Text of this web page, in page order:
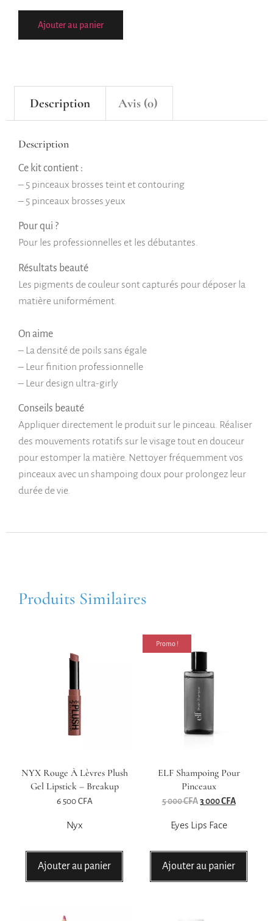
Ajouter au panier
Description Avis (0)
Description
Ce kit contient :
– 5 pinceaux brosses teint et contouring
– 5 pinceaux brosses yeux
Pour qui ?
Pour les professionnelles et les débutantes.
Résultats beauté
Les pigments de couleur sont capturés pour déposer la
matière uniformément.
On aime
– La densité de poils sans égale
– Leur finition professionnelle
– Leur design ultra-girly
Conseils beauté
Appliquer directement le produit sur le pinceau. Réaliser
des mouvements rotatifs sur le visage tout en douceur
pour estomper la matière. Nettoyer fréquemment vos
pinceaux avec un shampoing doux pour prolongez leur
durée de vie.
Produits Similaires
NYX Rouge À Lèvres Plush
Gel Lipstick – Breakup
6 500 CFA
Nyx
Ajouter au panier
Promo !
ELF Shampoing Pour
Pinceaux
5 000CFA 3 000CFA
Eyes Lips Face
Ajouter au panier